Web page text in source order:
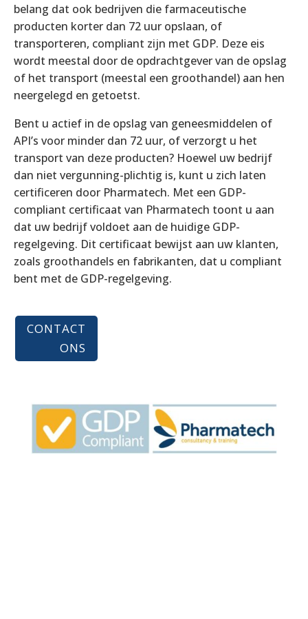
belang dat ook bedrijven die farmaceutische
producten korter dan 72 uur opslaan, of
transporteren, compliant zijn met GDP. Deze eis
wordt meestal door de opdrachtgever van de opslag
of het transport (meestal een groothandel) aan hen
neergelegd en getoetst.
Bent u actief in de opslag van geneesmiddelen of
API’s voor minder dan 72 uur, of verzorgt u het
transport van deze producten? Hoewel uw bedrijf
dan niet vergunning-plichtig is, kunt u zich laten
certificeren door Pharmatech. Met een GDP-
compliant certificaat van Pharmatech toont u aan
dat uw bedrijf voldoet aan de huidige GDP-
regelgeving. Dit certificaat bewijst aan uw klanten,
zoals groothandels en fabrikanten, dat u compliant
bent met de GDP-regelgeving.
CONTACT
ONS